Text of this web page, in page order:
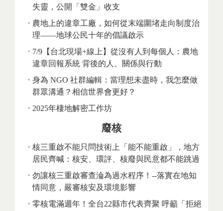
失靈，公開「雙金」收支
農地上的違章工廠，如何從末端圍堵走向制度治
理——地球公民十年的倡議啟示
7/9【台北現場+線上】從沒有人到每個人：農地
違章回報系統 背後的人、關係與行動
身為 NGO 社群編輯：當理想未盡時，我怎麼做
群眾溝通？相信世界會更好？
2025年棲地解密工作坊
廢核
核三重啟不能只問技術上「能不能重啟」，地方
居民齊喊：核安、環評、核廢與民意都不能跳過
勿讓核三重啟審查淪為過水程序！--落實在地知
情同意，嚴審核安及環境影響
零核電滿週年！全台22縣市代表齊聚 呼籲「拒絕